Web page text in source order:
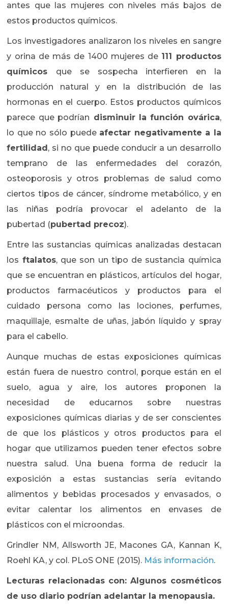
antes que las mujeres con niveles más bajos de
estos productos químicos.
Los investigadores analizaron los niveles en sangre
y orina de más de 1400 mujeres de 111 productos
químicos que se sospecha interfieren en la
producción natural y en la distribución de las
hormonas en el cuerpo. Estos productos químicos
parece que podrían disminuir la función ovárica,
lo que no sólo puede afectar negativamente a la
fertilidad , si no que puede conducir a un desarrollo
temprano de las enfermedades del corazón,
osteoporosis y otros problemas de salud como
ciertos tipos de cáncer, síndrome metabólico, y en
las niñas podría provocar el adelanto de la
pubertad (pubertad precoz).
Entre las sustancias químicas analizadas destacan
los ftalatos, que son un tipo de sustancia química
que se encuentran en plásticos, artículos del hogar,
productos farmacéuticos y productos para el
cuidado persona como las lociones, perfumes,
maquillaje, esmalte de uñas, jabón líquido y spray
para el cabello.
Aunque muchas de estas exposiciones químicas
están fuera de nuestro control, porque están en el
suelo, agua y aire, los autores proponen la
necesidad de educarnos sobre nuestras
exposiciones químicas diarias y de ser conscientes
de que los plásticos y otros productos para el
hogar que utilizamos pueden tener efectos sobre
nuestra salud. Una buena forma de reducir la
exposición a estas sustancias sería evitando
alimentos y bebidas procesados y envasados, o
evitar calentar los alimentos en envases de
plásticos con el microondas.
Grindler NM, Allsworth JE, Macones GA, Kannan K,
Roehl KA, y col. PLoS ONE (2015). Más información.
Lecturas relacionadas con: Algunos cosméticos
de uso diario podrían adelantar la menopausia.